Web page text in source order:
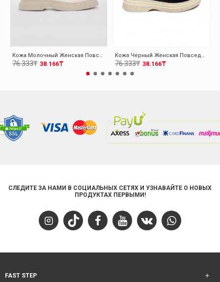
Кожа Молочный Женская Повседневная Обувь 009ZA0151
38.166₸
76.333₸
Кожа Черный Женская Повседневная Обувь 009ZA0151
38.166₸
76.333₸
СЛЕДИТЕ ЗА НАМИ В СОЦИАЛЬНЫХ СЕТЯХ И УЗНАВАЙТЕ О НОВЫХ
ПРОДУКТАХ ПЕРВЫМИ!
FAST STEP